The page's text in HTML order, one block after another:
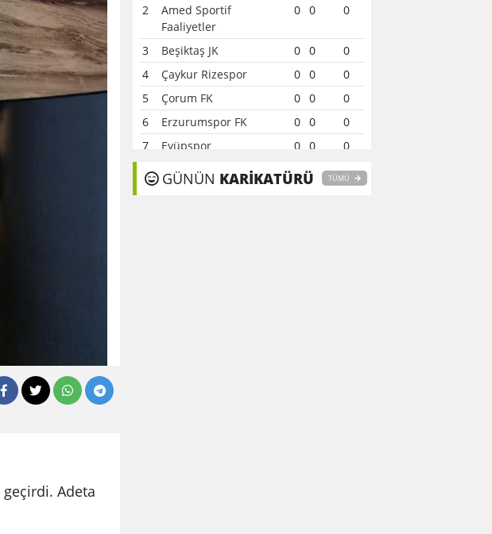
Adeta
2
Amed Sportif
Faaliyetler
0 0 0
3 Beşiktaş JK 0 0
0
4
Çaykur Rizespor 0 0
0
5
Çorum FK 0 0
0
6
Erzurumspor FK 0 0
0
7
Eyüpspor 0 0
0
8
Fenerbahçe 0
0
GÜNÜN KARİKATÜRÜ TÜMÜ